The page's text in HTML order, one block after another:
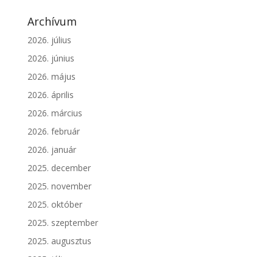
Archívum
2026. július
2026. június
2026. május
2026. április
2026. március
2026. február
2026. január
2025. december
2025. november
2025. október
2025. szeptember
2025. augusztus